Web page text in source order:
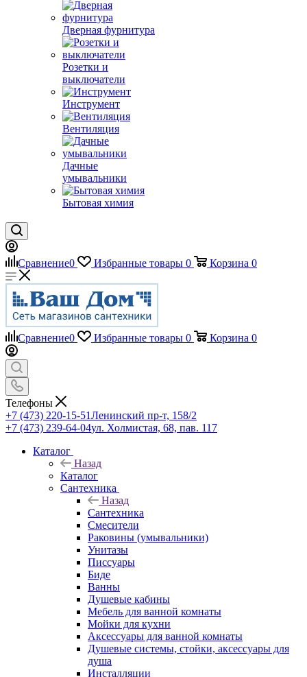
Дверная фурнитура
Розетки и
выключатели
Инструмент
Вентиляция
Дачные
умывальники
Бытовая химия
Сравнение0 Избранные товары 0 Корзина 0
Сравнение0 Избранные товары 0 Корзина 0
Телефоны
+7 (473) 220-15-51Ленинский пр-т, 158/2
+7 (473) 239-64-04ул. Холмистая, 68, пав. 117
Каталог
Назад
Каталог
Сантехника
Назад
Сантехника
Смесители
Раковины (умывальники)
Унитазы
Писсуары
Биде
Ванны
Душевые кабины
Мебель для ванной комнаты
Мойки для кухни
Аксессуары для ванной комнаты
Душевые системы, стойки, аксессуары для
душа
Инсталляции